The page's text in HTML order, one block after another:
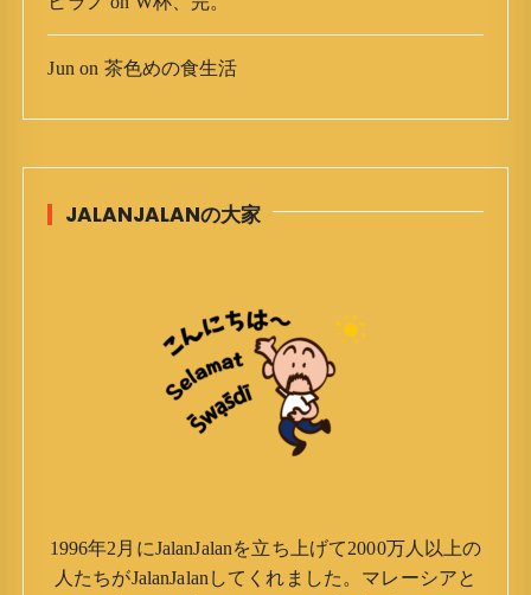
Jun on 茶色めの食生活
JALANJALANの大家
1996年2月にJalanJalanを立ち上げて2000万人以上の
人たちがJalanJalanしてくれました。マレーシアと